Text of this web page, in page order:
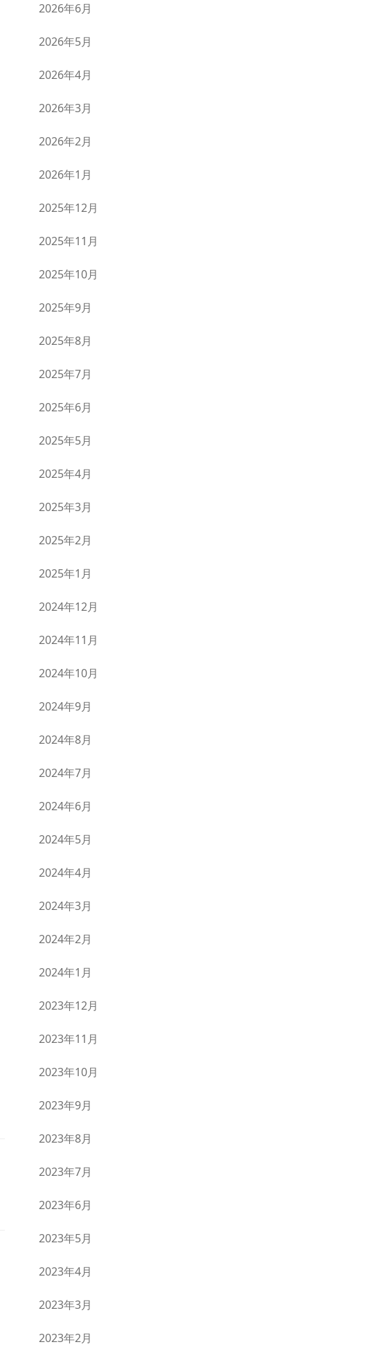
2026年6月
2026年5月
2026年4月
2026年3月
2026年2月
2026年1月
2025年12月
2025年11月
2025年10月
2025年9月
2025年8月
2025年7月
2025年6月
2025年5月
2025年4月
2025年3月
2025年2月
2025年1月
2024年12月
2024年11月
2024年10月
2024年9月
2024年8月
2024年7月
2024年6月
2024年5月
2024年4月
2024年3月
2024年2月
2024年1月
2023年12月
2023年11月
2023年10月
2023年9月
2023年8月
2023年7月
2023年6月
2023年5月
2023年4月
2023年3月
2023年2月